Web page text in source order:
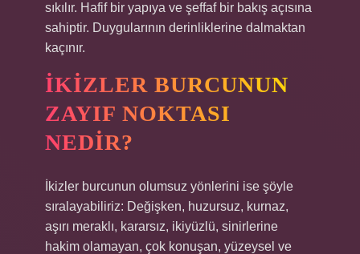
sıkılır. Hafif bir yapıya ve şeffaf bir bakış açısına
sahiptir. Duygularının derinliklerine dalmaktan
kaçınır.
İKIZLER BURCUNUN
ZAYIF NOKTASI
NEDIR?
İkizler burcunun olumsuz yönlerini ise şöyle
sıralayabiliriz: Değişken, huzursuz, kurnaz,
aşırı meraklı, kararsız, ikiyüzlü, sinirlerine
hakim olamayan, çok konuşan, yüzeysel ve